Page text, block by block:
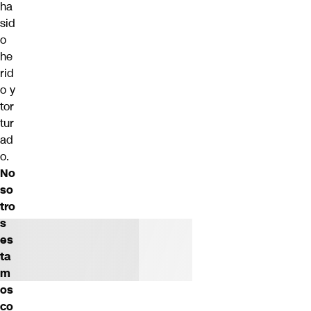
ha
sid
o
he
rid
o y
tor
tur
ad
o.
No
so
tro
s
es
ta
m
os
co